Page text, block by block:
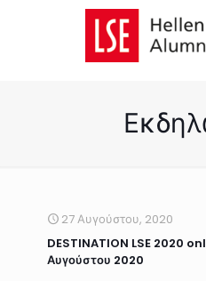
27 Αυγούστου, 2020
DESTINATION LSE 2020
Αυγούστου 2020